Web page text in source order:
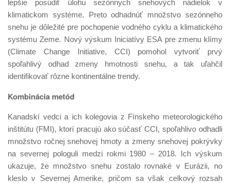
lepšie posúdiť úlohu sezónnych snehových nádielok v
klimatickom systéme. Preto odhadnúť množstvo sezónneho
snehu je dôležité pre pochopenie vodného cyklu a klimatického
systému Zeme. Nový výskum Iniciatívy ESA pre zmenu klímy
(Climate Change Initiative, CCI) pomohol vytvoriť prvý
spoľahlivý odhad zmeny hmotnosti snehu, a tak uľahčil
identifikovať rôzne kontinentálne trendy.
Kombinácia metód
Kanadskí vedci a ich kolegovia z Fínskeho meteorologického
inštitútu (FMI), ktorí pracujú ako súčasť CCI, spoľahlivo odhadli
množstvo ročnej snehovej hmoty a zmeny snehovej pokrývky
na severnej pologuli medzi rokmi 1980 – 2018. Ich výskum
ukazuje, že množstvo snehu zostalo rovnaké v Eurázii, no
kleslo v Severnej Amerike, pričom sa však celkový rozsah